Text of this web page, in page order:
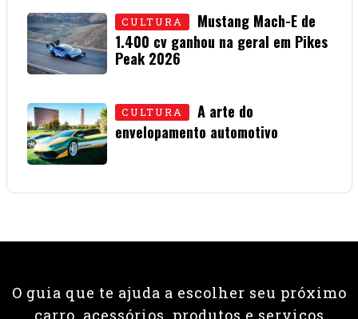
CULTURA
Mustang Mach-E de
1.400 cv ganhou na geral em Pikes
Peak 2026
CULTURA
A arte do
envelopamento automotivo
O guia que te ajuda a escolher seu próximo
carro, acessórios, produtos e serviços